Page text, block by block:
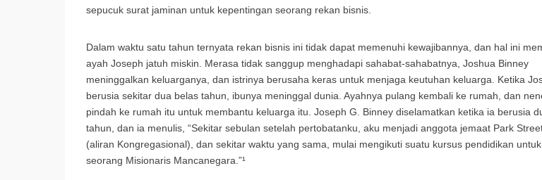
sepucuk surat jaminan untuk kepentingan seorang rekan bisnis.
Dalam waktu satu tahun ternyata rekan bisnis ini tidak dapat memenuhi kewajibannya, dan hal ini
ayah Joseph jatuh miskin. Merasa tidak sanggup menghadapi sahabat-sahabatnya, Joshua Binney
meninggalkan keluarganya, dan istrinya berusaha keras untuk menjaga keutuhan keluarga. Ketika
berusia sekitar dua belas tahun, ibunya meninggal dunia. Ayahnya pulang kembali ke rumah, dan
pindah ke rumah itu untuk membantu keluarga itu. Joseph G. Binney diselamatkan ketika ia berusia
tahun, dan ia menulis, “Sekitar sebulan setelah pertobatanku, aku menjadi anggota jemaat Park
(aliran Kongregasional), dan sekitar waktu yang sama, mulai mengikuti suatu kursus pendidikan
seorang Misionaris Mancanegara.”¹